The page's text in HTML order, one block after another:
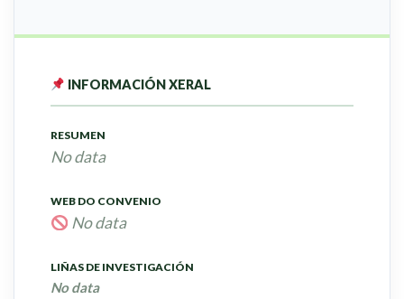
INFORMACIÓN XERAL
RESUMEN
No data
WEB DO CONVENIO
No data
LIÑAS DE INVESTIGACIÓN
No data